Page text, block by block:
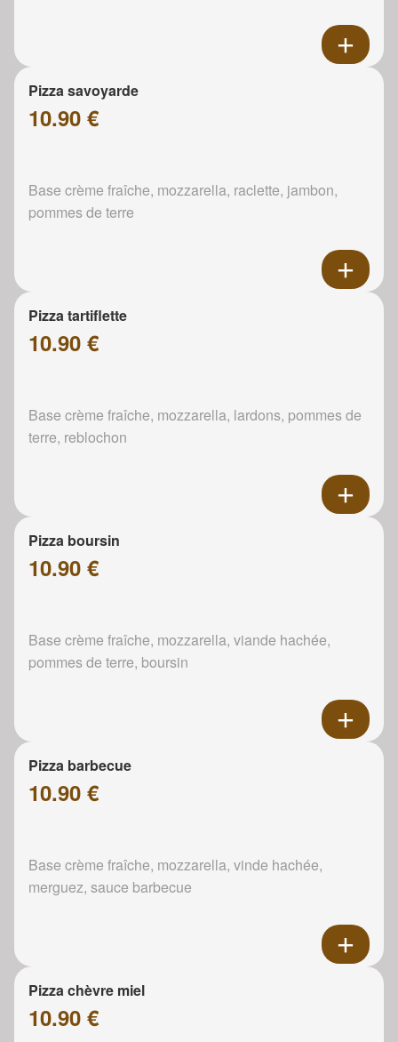
Pizza savoyarde
10.90 €
Base crème fraîche, mozzarella, raclette, jambon,
pommes de terre
Pizza tartiflette
10.90 €
Base crème fraîche, mozzarella, lardons, pommes de
terre, reblochon
Pizza boursin
10.90 €
Base crème fraîche, mozzarella, viande hachée,
pommes de terre, boursin
Pizza barbecue
10.90 €
Base crème fraîche, mozzarella, vinde hachée,
merguez, sauce barbecue
Pizza chèvre miel
10.90 €